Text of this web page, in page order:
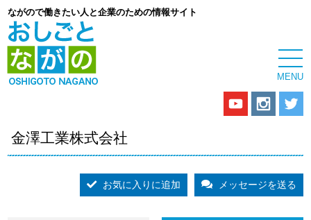
ながので働きたい人と企業のための情報サイト
金澤工業株式会社
お気に入りに追加 メッセージを送る